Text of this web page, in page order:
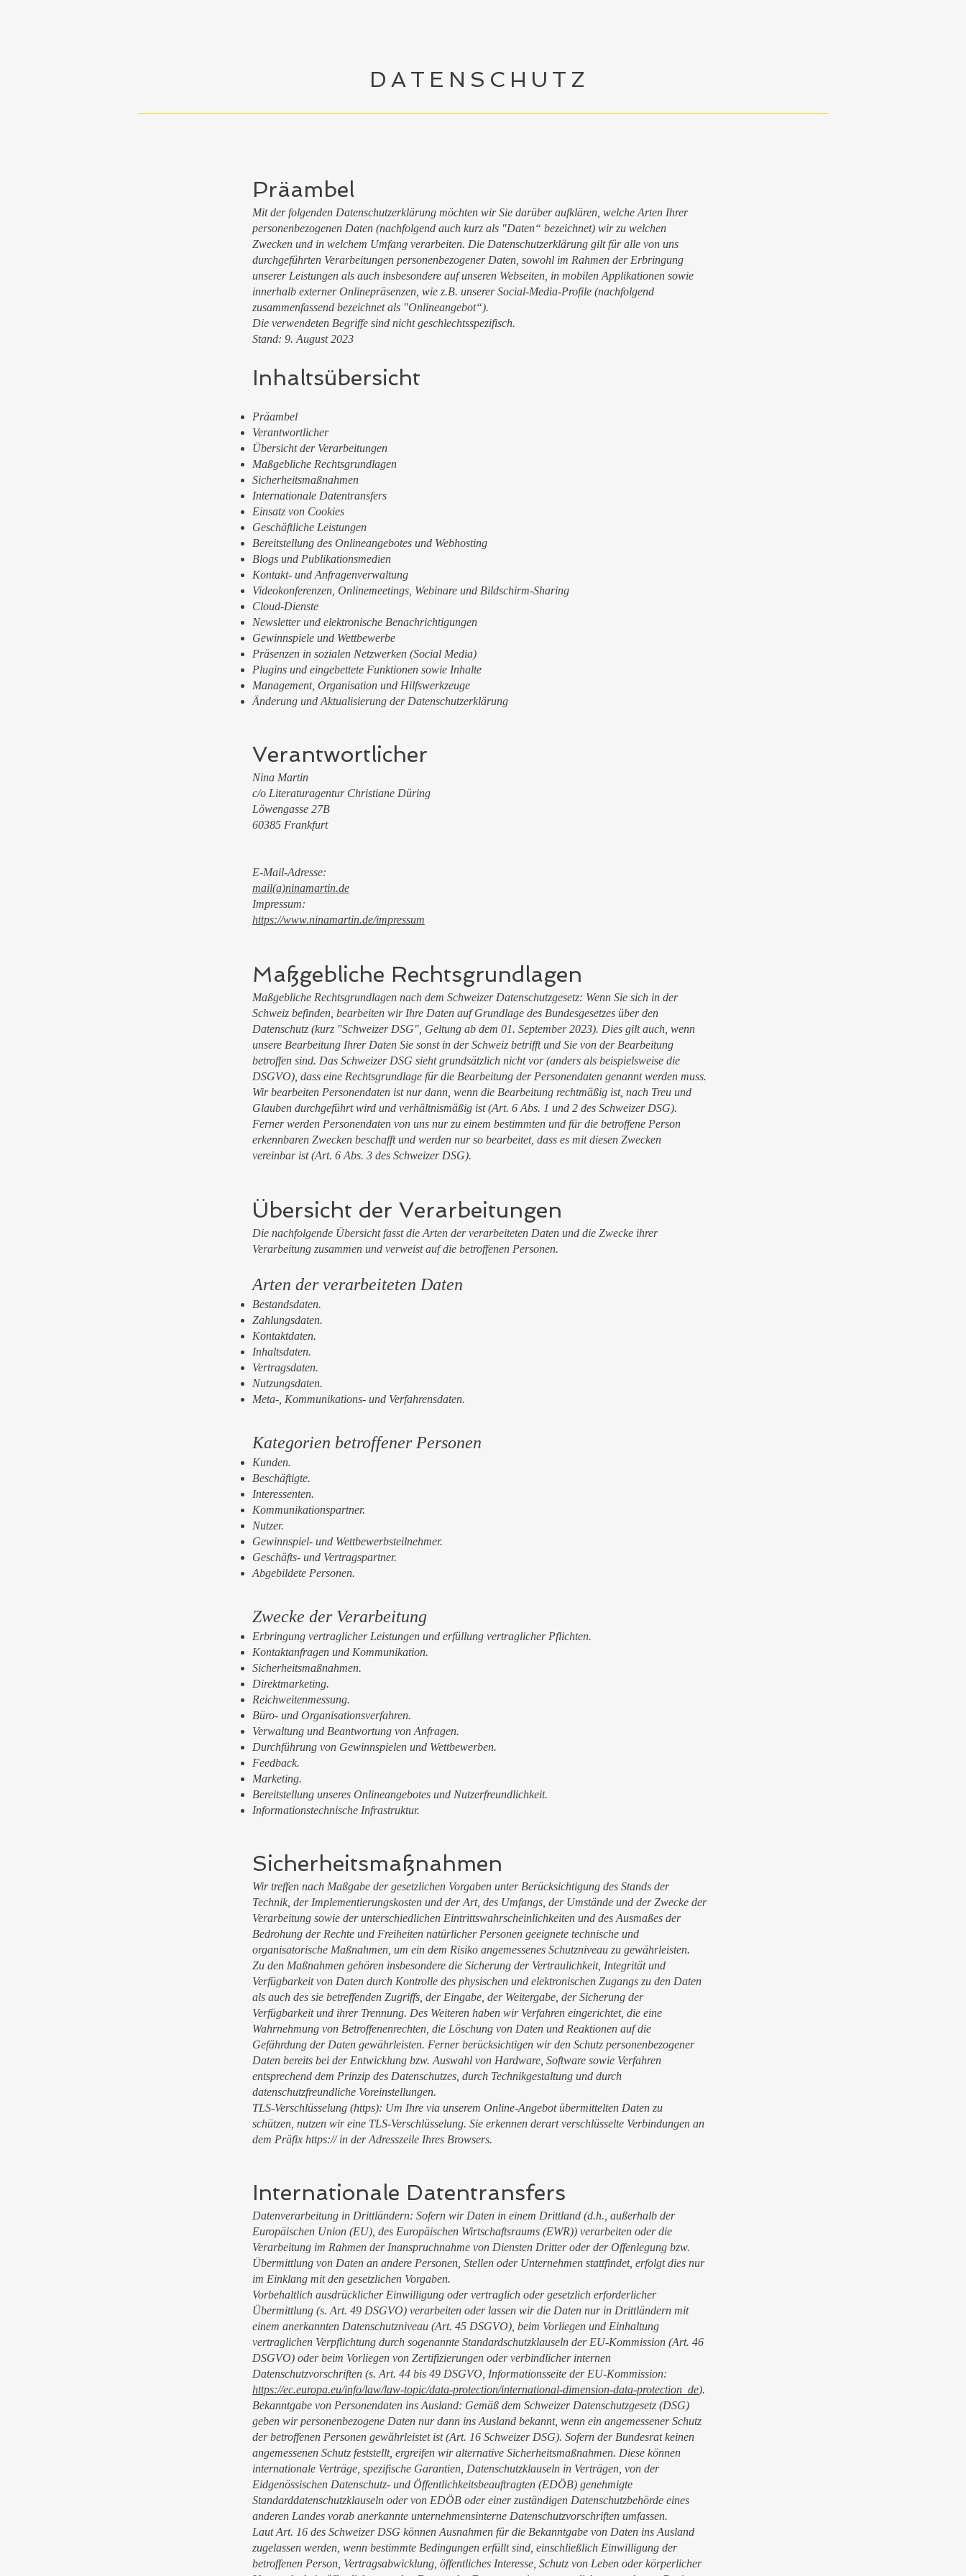
DATENSCHUTZ
Präambel
Mit der folgenden Datenschutzerklärung möchten wir Sie darüber aufklären, welche Arten Ihrer
personenbezogenen Daten (nachfolgend auch kurz als "Daten“ bezeichnet) wir zu welchen
Zwecken und in welchem Umfang verarbeiten. Die Datenschutzerklärung gilt für alle von uns
durchgeführten Verarbeitungen personenbezogener Daten, sowohl im Rahmen der Erbringung
unserer Leistungen als auch insbesondere auf unseren Webseiten, in mobilen Applikationen sowie
innerhalb externer Onlinepräsenzen, wie z.B. unserer Social-Media-Profile (nachfolgend
zusammenfassend bezeichnet als "Onlineangebot“).
Die verwendeten Begriffe sind nicht geschlechtsspezifisch.
Stand: 9. August 2023
Inhaltsübersicht
Präambel
Verantwortlicher
Übersicht der Verarbeitungen
Maßgebliche Rechtsgrundlagen
Sicherheitsmaßnahmen
Internationale Datentransfers
Einsatz von Cookies
Geschäftliche Leistungen
Bereitstellung des Onlineangebotes und Webhosting
Blogs und Publikationsmedien
Kontakt- und Anfragenverwaltung
Videokonferenzen, Onlinemeetings, Webinare und Bildschirm-Sharing
Cloud-Dienste
Newsletter und elektronische Benachrichtigungen
Gewinnspiele und Wettbewerbe
Präsenzen in sozialen Netzwerken (Social Media)
Plugins und eingebettete Funktionen sowie Inhalte
Management, Organisation und Hilfswerkzeuge
Änderung und Aktualisierung der Datenschutzerklärung
Verantwortlicher
Nina Martin
c/o Literaturagentur Christiane Düring
Löwengasse 27B
60385 Frankfurt
E-Mail-Adresse:
mail(a)ninamartin.de
Impressum:
https://www.ninamartin.de/impressum
Maßgebliche Rechtsgrundlagen
Maßgebliche Rechtsgrundlagen nach dem Schweizer Datenschutzgesetz: Wenn Sie sich in der
Schweiz befinden, bearbeiten wir Ihre Daten auf Grundlage des Bundesgesetzes über den
Datenschutz (kurz "Schweizer DSG", Geltung ab dem 01. September 2023). Dies gilt auch, wenn
unsere Bearbeitung Ihrer Daten Sie sonst in der Schweiz betrifft und Sie von der Bearbeitung
betroffen sind. Das Schweizer DSG sieht grundsätzlich nicht vor (anders als beispielsweise die
DSGVO), dass eine Rechtsgrundlage für die Bearbeitung der Personendaten genannt werden muss.
Wir bearbeiten Personendaten ist nur dann, wenn die Bearbeitung rechtmäßig ist, nach Treu und
Glauben durchgeführt wird und verhältnismäßig ist (Art. 6 Abs. 1 und 2 des Schweizer DSG).
Ferner werden Personendaten von uns nur zu einem bestimmten und für die betroffene Person
erkennbaren Zwecken beschafft und werden nur so bearbeitet, dass es mit diesen Zwecken
vereinbar ist (Art. 6 Abs. 3 des Schweizer DSG).
Übersicht der Verarbeitungen
Die nachfolgende Übersicht fasst die Arten der verarbeiteten Daten und die Zwecke ihrer
Verarbeitung zusammen und verweist auf die betroffenen Personen.
Arten der verarbeiteten Daten
Bestandsdaten.
Zahlungsdaten.
Kontaktdaten.
Inhaltsdaten.
Vertragsdaten.
Nutzungsdaten.
Meta-, Kommunikations- und Verfahrensdaten.
Kategorien betroffener Personen
Kunden.
Beschäftigte.
Interessenten.
Kommunikationspartner.
Nutzer.
Gewinnspiel- und Wettbewerbsteilnehmer.
Geschäfts- und Vertragspartner.
Abgebildete Personen.
Zwecke der Verarbeitung
Erbringung vertraglicher Leistungen und erfüllung vertraglicher Pflichten.
Kontaktanfragen und Kommunikation.
Sicherheitsmaßnahmen.
Direktmarketing.
Reichweitenmessung.
Büro- und Organisationsverfahren.
Verwaltung und Beantwortung von Anfragen.
Durchführung von Gewinnspielen und Wettbewerben.
Feedback.
Marketing.
Bereitstellung unseres Onlineangebotes und Nutzerfreundlichkeit.
Informationstechnische Infrastruktur.
Sicherheitsmaßnahmen
Wir treffen nach Maßgabe der gesetzlichen Vorgaben unter Berücksichtigung des Stands der
Technik, der Implementierungskosten und der Art, des Umfangs, der Umstände und der Zwecke der
Verarbeitung sowie der unterschiedlichen Eintrittswahrscheinlichkeiten und des Ausmaßes der
Bedrohung der Rechte und Freiheiten natürlicher Personen geeignete technische und
organisatorische Maßnahmen, um ein dem Risiko angemessenes Schutzniveau zu gewährleisten.
Zu den Maßnahmen gehören insbesondere die Sicherung der Vertraulichkeit, Integrität und
Verfügbarkeit von Daten durch Kontrolle des physischen und elektronischen Zugangs zu den Daten
als auch des sie betreffenden Zugriffs, der Eingabe, der Weitergabe, der Sicherung der
Verfügbarkeit und ihrer Trennung. Des Weiteren haben wir Verfahren eingerichtet, die eine
Wahrnehmung von Betroffenenrechten, die Löschung von Daten und Reaktionen auf die
Gefährdung der Daten gewährleisten. Ferner berücksichtigen wir den Schutz personenbezogener
Daten bereits bei der Entwicklung bzw. Auswahl von Hardware, Software sowie Verfahren
entsprechend dem Prinzip des Datenschutzes, durch Technikgestaltung und durch
datenschutzfreundliche Voreinstellungen.
TLS-Verschlüsselung (https): Um Ihre via unserem Online-Angebot übermittelten Daten zu
schützen, nutzen wir eine TLS-Verschlüsselung. Sie erkennen derart verschlüsselte Verbindungen an
dem Präfix https:// in der Adresszeile Ihres Browsers.
Internationale Datentransfers
Datenverarbeitung in Drittländern: Sofern wir Daten in einem Drittland (d.h., außerhalb der
Europäischen Union (EU), des Europäischen Wirtschaftsraums (EWR)) verarbeiten oder die
Verarbeitung im Rahmen der Inanspruchnahme von Diensten Dritter oder der Offenlegung bzw.
Übermittlung von Daten an andere Personen, Stellen oder Unternehmen stattfindet, erfolgt dies nur
im Einklang mit den gesetzlichen Vorgaben.
Vorbehaltlich ausdrücklicher Einwilligung oder vertraglich oder gesetzlich erforderlicher
Übermittlung (s. Art. 49 DSGVO) verarbeiten oder lassen wir die Daten nur in Drittländern mit
einem anerkannten Datenschutzniveau (Art. 45 DSGVO), beim Vorliegen und Einhaltung
vertraglichen Verpflichtung durch sogenannte Standardschutzklauseln der EU-Kommission (Art. 46
DSGVO) oder beim Vorliegen von Zertifizierungen oder verbindlicher internen
Datenschutzvorschriften (s. Art. 44 bis 49 DSGVO, Informationsseite der EU-Kommission:
https://ec.europa.eu/info/law/law-topic/data-protection/international-dimension-data-protection_de).
Bekanntgabe von Personendaten ins Ausland: Gemäß dem Schweizer Datenschutzgesetz (DSG)
geben wir personenbezogene Daten nur dann ins Ausland bekannt, wenn ein angemessener Schutz
der betroffenen Personen gewährleistet ist (Art. 16 Schweizer DSG). Sofern der Bundesrat keinen
angemessenen Schutz feststellt, ergreifen wir alternative Sicherheitsmaßnahmen. Diese können
internationale Verträge, spezifische Garantien, Datenschutzklauseln in Verträgen, von der
Eidgenössischen Datenschutz- und Öffentlichkeitsbeauftragten (EDÖB) genehmigte
Standarddatenschutzklauseln oder von EDÖB oder einer zuständigen Datenschutzbehörde eines
anderen Landes vorab anerkannte unternehmensinterne Datenschutzvorschriften umfassen.
Laut Art. 16 des Schweizer DSG können Ausnahmen für die Bekanntgabe von Daten ins Ausland
zugelassen werden, wenn bestimmte Bedingungen erfüllt sind, einschließlich Einwilligung der
betroffenen Person, Vertragsabwicklung, öffentliches Interesse, Schutz von Leben oder körperlicher